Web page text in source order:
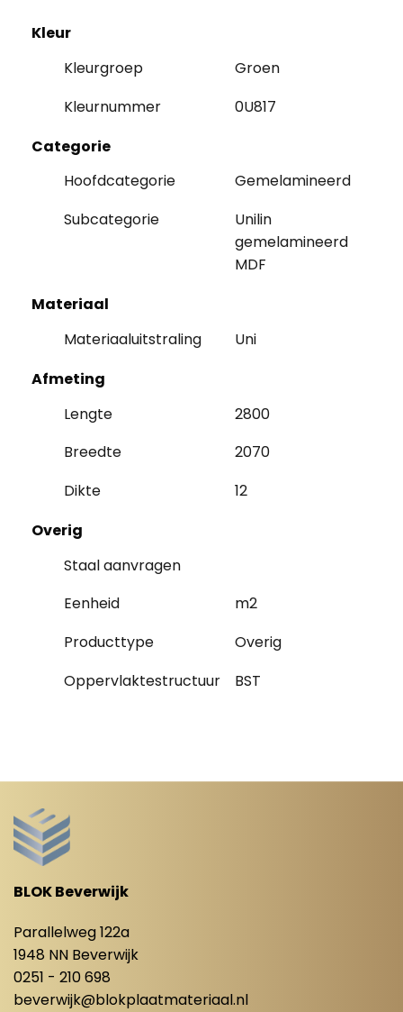
Kleur
Kleurgroep
Groen
Kleurnummer
0U817
Categorie
Hoofdcategorie
Gemelamineerd
Subcategorie
Unilin
gemelamineerd
MDF
Materiaal
Materiaaluitstraling
Uni
Afmeting
Lengte
2800
Breedte
2070
Dikte
12
Overig
Staal aanvragen
Eenheid
m2
Producttype
Overig
Oppervlaktestructuur
BST
BLOK Beverwijk
Parallelweg 122a
1948 NN Beverwijk
0251 - 210 698
beverwijk@blokplaatmateriaal.nl